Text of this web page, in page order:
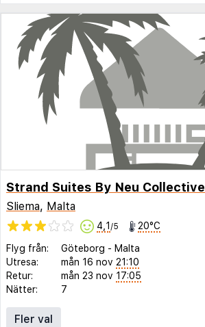
Strand Suites By Neu Collective
Sliema, Malta
4,1 /5 20°C
Flyg från: Göteborg - Malta
Utresa:
mån 16 nov 21:10
Retur:
mån 23 nov 17:05
Nätter:
7
Fler val